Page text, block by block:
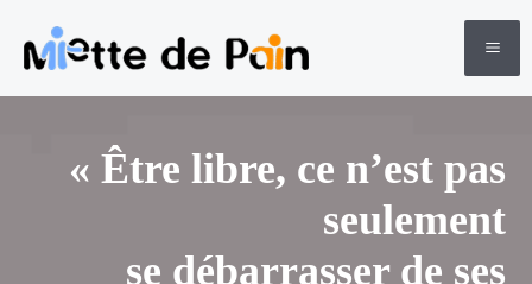
au
contenu
« Être libre, ce n’est pas
seulement
se débarrasser de ses